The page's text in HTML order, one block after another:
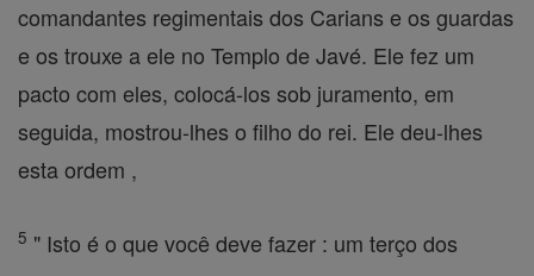
comandantes regimentais dos Carians e os guardas
e os trouxe a ele no Templo de Javé. Ele fez um
pacto com eles, colocá-los sob juramento, em
seguida, mostrou-lhes o filho do rei. Ele deu-lhes
esta ordem ,
5 " Isto é o que você deve fazer : um terço dos